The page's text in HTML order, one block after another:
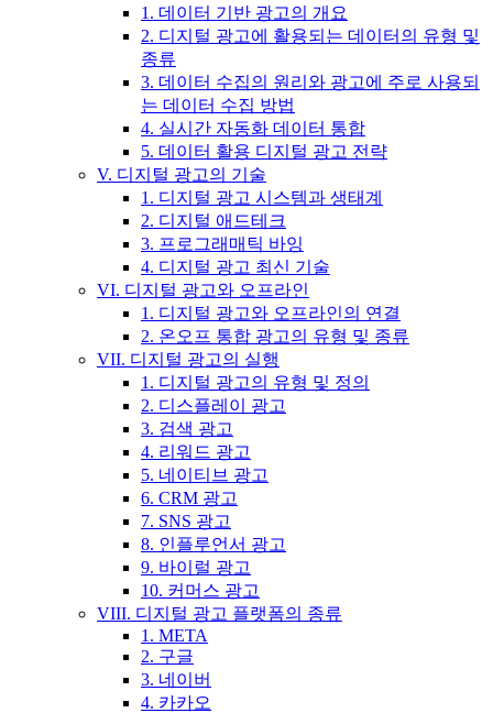
1. 데이터 기반 광고의 개요
2. 디지털 광고에 활용되는 데이터의 유형 및
종류
3. 데이터 수집의 원리와 광고에 주로 사용되
는 데이터 수집 방법
4. 실시간 자동화 데이터 통합
5. 데이터 활용 디지털 광고 전략
V. 디지털 광고의 기술
1. 디지털 광고 시스템과 생태계
2. 디지털 애드테크
3. 프로그래매틱 바잉
4. 디지털 광고 최신 기술
VI. 디지털 광고와 오프라인
1. 디지털 광고와 오프라인의 연결
2. 온오프 통합 광고의 유형 및 종류
VII. 디지털 광고의 실행
1. 디지털 광고의 유형 및 정의
2. 디스플레이 광고
3. 검색 광고
4. 리워드 광고
5. 네이티브 광고
6. CRM 광고
7. SNS 광고
8. 인플루언서 광고
9. 바이럴 광고
10. 커머스 광고
VIII. 디지털 광고 플랫폼의 종류
1. META
2. 구글
3. 네이버
4. 카카오